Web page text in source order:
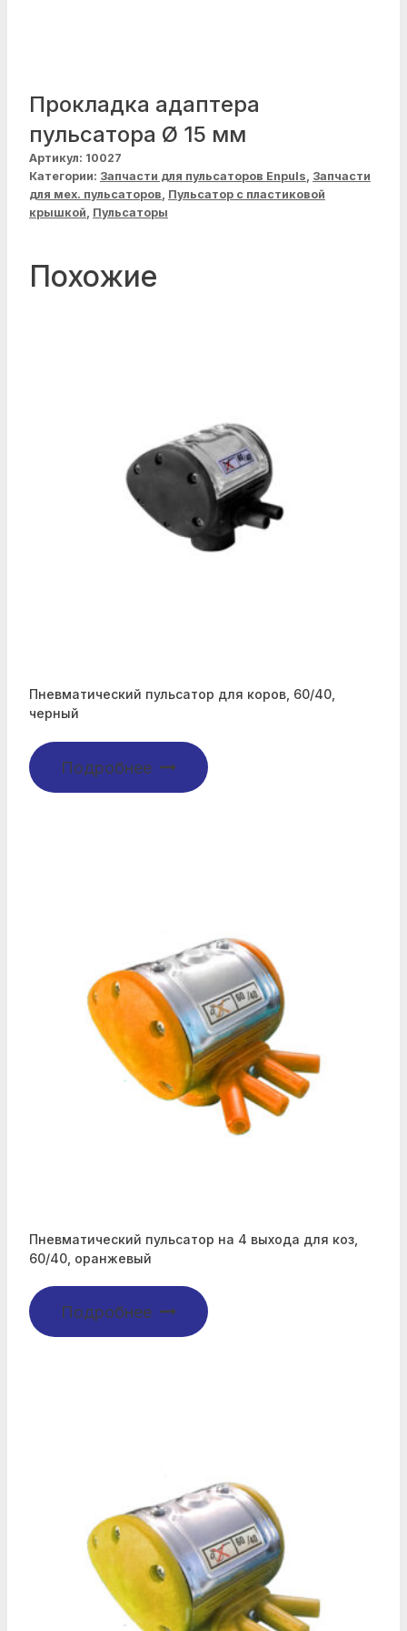
Прокладка адаптера
пульсатора Ø 15 мм
Артикул: 10027
Категории: Запчасти для пульсаторов Enpuls, Запчасти
для мех. пульсаторов, Пульсатор с пластиковой
крышкой, Пульсаторы
Похожие
Пневматический пульсатор для коров, 60/40,
черный
Подробнее
Пневматический пульсатор на 4 выхода для коз,
60/40, оранжевый
Подробнее